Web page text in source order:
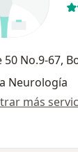
50 No.9-67,
Neurología
más